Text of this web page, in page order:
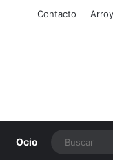
Contacto
Ocio